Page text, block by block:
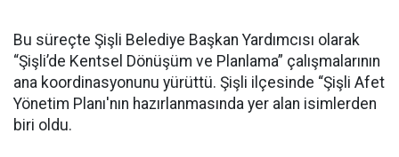
Bu süreçte Şişli Belediye Başkan Yardımcısı olarak
“Şişli’de Kentsel Dönüşüm ve Planlama” çalışmalarının
ana koordinasyonunu yürüttü. Şişli ilçesinde “Şişli Afet
Yönetim Planı'nın hazırlanmasında yer alan isimlerden
biri oldu.